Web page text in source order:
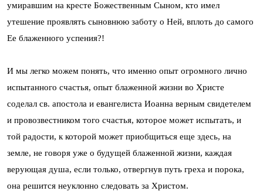
умиравшим на кресте Божественным Сыном, кто имел
утешение проявлять сыновнюю заботу о Ней, вплоть до самого
Ее блаженного успения?!
И мы легко можем понять, что именно опыт огромного лично
испытанного счастья, опыт блаженной жизни во Христе
соделал св. апостола и евангелиста Иоанна верным свидетелем
и провозвестником того счастья, которое может испытать, и
той радости, к которой может приобщиться еще здесь, на
земле, не говоря уже о будущей блаженной жизни, каждая
верующая душа, если только, отвергнув путь греха и порока,
она решится неуклонно следовать за Христом.